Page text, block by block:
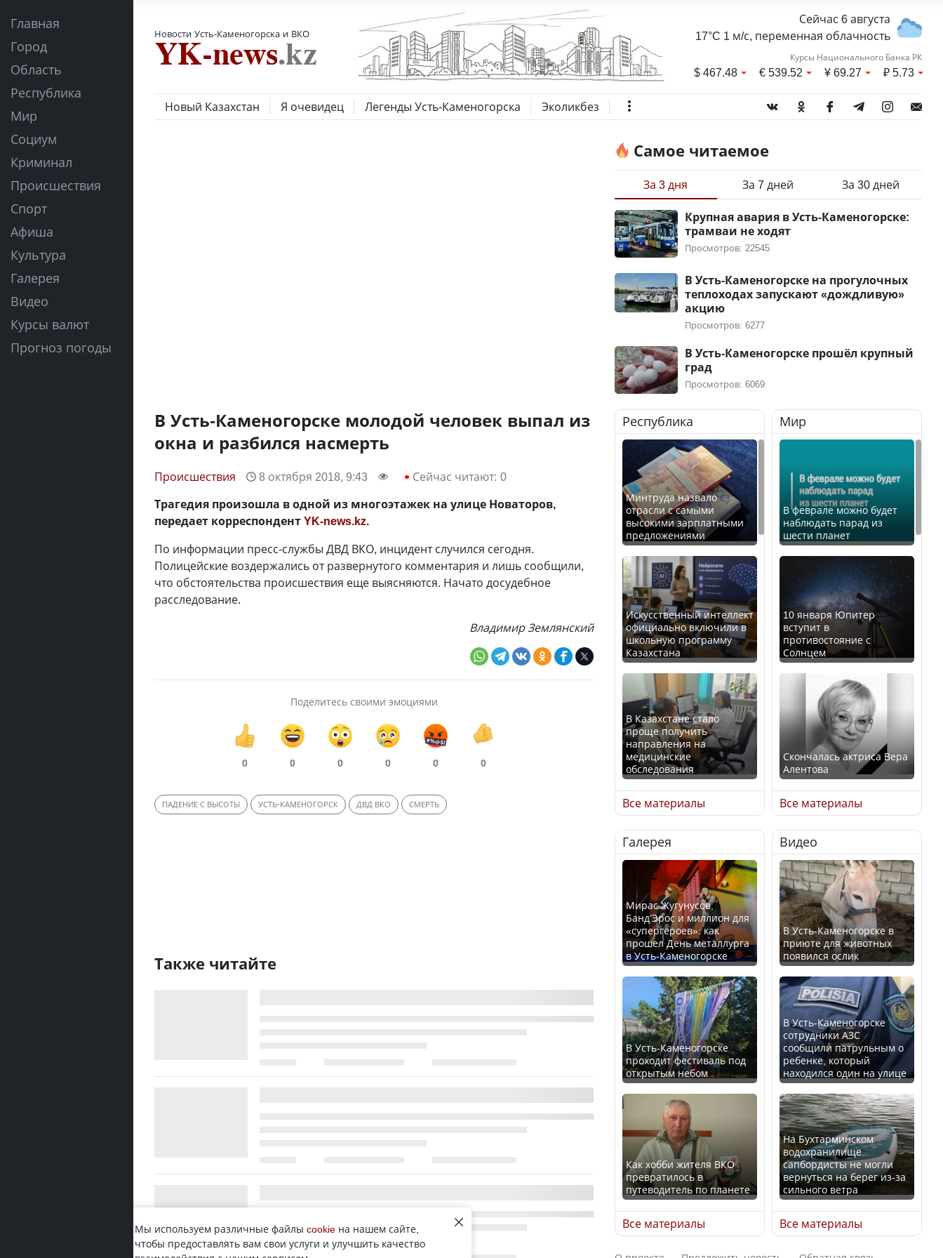
Главная
Город
Область
Республика
Мир
Социум
Криминал
Происшествия
Спорт
Афиша
Культура
Галерея
Видео
Курсы валют
Прогноз погоды
Новости Усть-Каменогорска и ВКО
Сейчас 6 августа
17°C 1 м/с, переменная облачность
Курсы Национального Банка РК
$467.48 €539.52 ¥69.27 ₽5.73
Новый Казахстан Я очевидец Легенды Усть-Каменогорска Эколикбез
В Усть-Каменогорске молодой человек выпал из
окна и разбился насмерть
Происшествия 8 октября 2018, 9:43 Сейчас читают: 0
Трагедия произошла в одной из многоэтажек на улице Новаторов,
передает корреспондентYK-news.kz.
По информации пресс-службы ДВД ВКО, инцидент случился сегодня.
Полицейские воздержались от развернутого комментария и лишь сообщили,
что обстоятельства происшествия еще выясняются. Начато досудебное
расследование.
Владимир Землянский
Поделитесь своими эмоциями
0 0 0 0 0 0
ПАДЕНИЕ С ВЫСОТЫ УСТЬ-КАМЕНОГОРСК ДВД ВКО СМЕРТЬ
Также читайте
Самое читаемое
За 3 дня За 7 дней За 30 дней
Крупная авария в Усть-Каменогорске:
трамваи не ходят
Просмотров: 22545
В Усть-Каменогорске на прогулочных
теплоходах запускают «дождливую»
акцию
Просмотров: 6277
В Усть-Каменогорске прошёл крупный
град
Просмотров: 6069
Республика
Минтруда назвало
отрасли с самыми
высокими зарплатными
предложениями
Искусственный интеллект
официально включили в
школьную программу
Казахстана
В Казахстане стало
проще получить
направления на
медицинские
обследования
Қазақстан Орталық Азия
елдері арасында әл-ауқат
индексінде көш бастады
Казахстан возглавил
рейтинг благополучия
среди стран Центральной
Азии
Будут ли представлены
интересы регионов в
Курултае?
Ең төменгі жалақы,
алимент, экология: жеті
партия сайлаушылармен
нені талқылап жатыр?
Все материалы
Мир
В феврале можно будет
наблюдать парад из
шести планет
10 января Юпитер
вступит в
противостояние с
Солнцем
Скончалась актриса Вера
Алентова
В РФ вынесен заочный
приговор по уголовному
делу об убийстве Игоря
Талькова
В России введены
дополнительные
ограничения для
казахстанских прав
Трамп официально
вступил в должность
президента США
Луну признали объектом
культурного наследия,
находящегося под
угрозой исчезновения
Все материалы
Галерея
Мирас Жугунусов,
Банд’Эрос и миллион для
«супергероев»: как
прошел День металлурга
в Усть-Каменогорске
В Усть-Каменогорске
проходит фестиваль под
открытым небом
Как хобби жителя ВКО
превратилось в
путеводитель по планете
Все материалы
Видео
В Усть-Каменогорске в
приюте для животных
появился ослик
В Усть-Каменогорске
сотрудники АЗС
сообщили патрульным о
ребенке, который
находился один на улице
На Бухтарминском
водохранилище
сапбордисты не могли
вернуться на берег из-за
сильного ветра
Все материалы
Мы используем различные файлы cookie на нашем сайте,
чтобы предоставлять вам свои услуги и улучшить качество